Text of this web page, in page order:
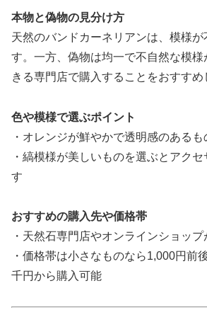
本物と偽物の見分け方
天然のバンドカーネリアンは、模様
す。一方、偽物は均一で不自然な模
きる専門店で購入することをおすすめ
色や模様で選ぶポイント
・オレンジが鮮やかで透明感のある
・縞模様が美しいものを選ぶとアク
す
おすすめの購入先や価格帯
・天然石専門店やオンラインショップ
・価格帯は小さなものなら1,000円前
千円から購入可能